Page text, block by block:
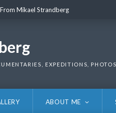
Mikael Strandberg
EXPEDITIONS,
ABOUT ME